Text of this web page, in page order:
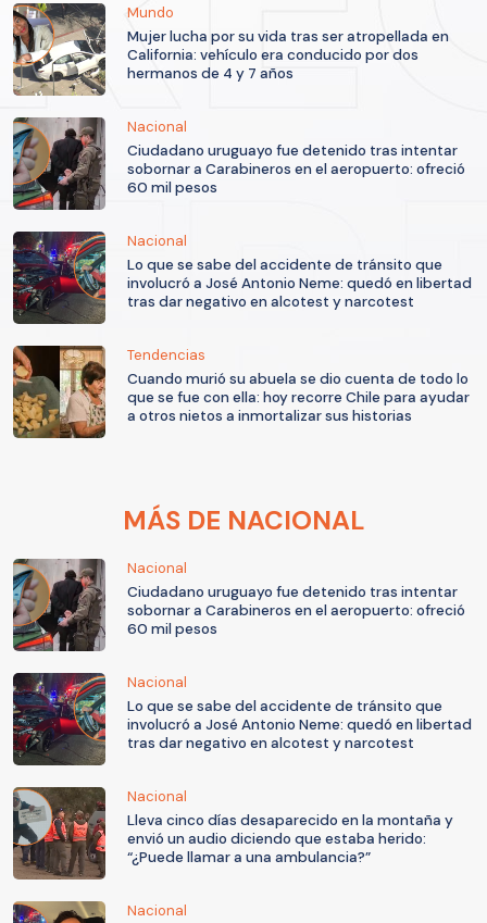
Mundo
Mujer lucha por su vida tras ser atropellada en
California: vehículo era conducido por dos
hermanos de 4 y 7 años
Nacional
Ciudadano uruguayo fue detenido tras intentar
sobornar a Carabineros en el aeropuerto: ofreció
60 mil pesos
Nacional
Lo que se sabe del accidente de tránsito que
involucró a José Antonio Neme: quedó en libertad
tras dar negativo en alcotest y narcotest
Tendencias
Cuando murió su abuela se dio cuenta de todo lo
que se fue con ella: hoy recorre Chile para ayudar
a otros nietos a inmortalizar sus historias
MÁS DE NACIONAL
Nacional
Ciudadano uruguayo fue detenido tras intentar
sobornar a Carabineros en el aeropuerto: ofreció
60 mil pesos
Nacional
Lo que se sabe del accidente de tránsito que
involucró a José Antonio Neme: quedó en libertad
tras dar negativo en alcotest y narcotest
Nacional
Lleva cinco días desaparecido en la montaña y
envió un audio diciendo que estaba herido:
“¿Puede llamar a una ambulancia?”
Nacional